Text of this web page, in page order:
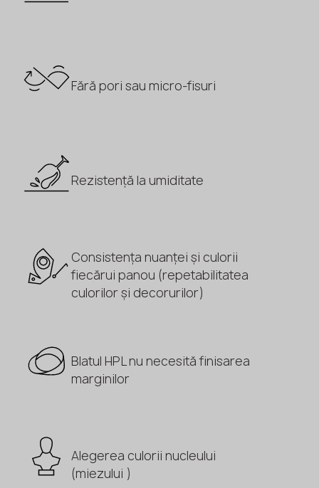
Fără pori sau micro-fisuri
Rezistență la umiditate
Consistența nuanței și culorii
fiecărui panou (repetabilitatea
culorilor și decorurilor)
Blatul HPL nu necesită finisarea
marginilor
Alegerea culorii nucleului
(miezului )